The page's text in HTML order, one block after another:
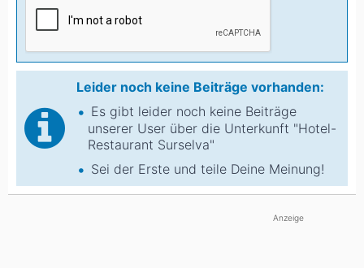
Leider noch keine Beiträge vorhanden:
Es gibt leider noch keine Beiträge
unserer User über die Unterkunft "Hotel-
Restaurant Surselva"
Sei der Erste und teile Deine Meinung!
Anzeige